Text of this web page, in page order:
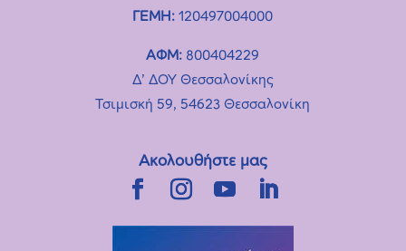
ΓΕΜΗ: 120497004000
ΑΦΜ: 800404229
Δ’ ΔΟΥ Θεσσαλονίκης
Τσιμισκή 59, 54623 Θεσσαλονίκη
Ακολουθήστε μας